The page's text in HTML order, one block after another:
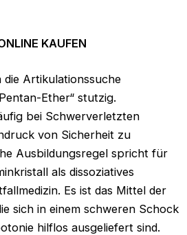
KAUFEN
die Artikulationssuche
Ether“ stutzig.
bei Schwerverletzten
von Sicherheit zu
Ausbildungsregel spricht für
als dissoziatives
Es ist das Mittel der
sich in einem schweren Schock
hilflos ausgeliefert sind.